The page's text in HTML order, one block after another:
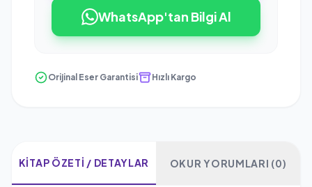
WhatsApp'tan Bilgi Al
Orijinal Eser Garantisi Hızlı Kargo
KITAP ÖZETI / DETAYLAR OKUR YORUMLARI (0)